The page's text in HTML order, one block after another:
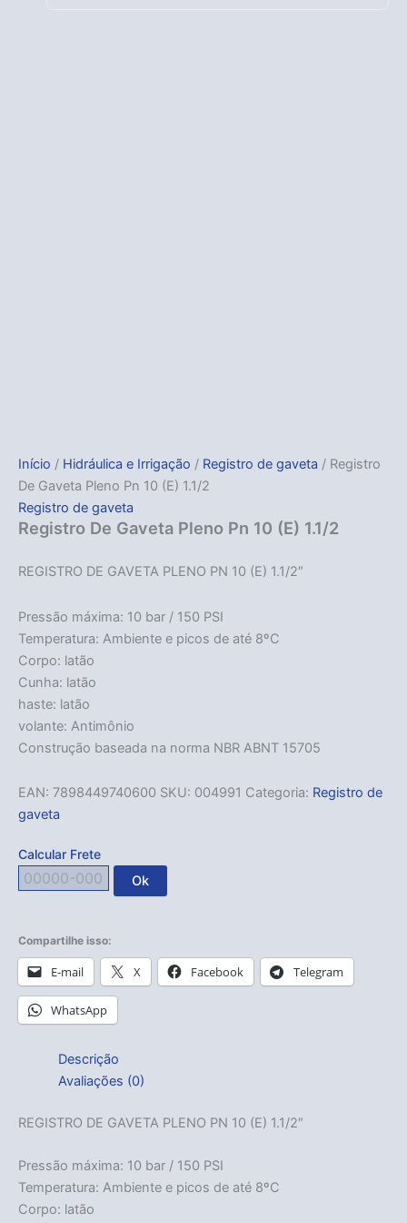
Início / Hidráulica e Irrigação / Registro de gaveta / Registro
De Gaveta Pleno Pn 10 (E) 1.1/2
Registro de gaveta
Registro De Gaveta Pleno Pn 10 (E) 1.1/2
REGISTRO DE GAVETA PLENO PN 10 (E) 1.1/2″
Pressão máxima: 10 bar / 150 PSI
Temperatura: Ambiente e picos de até 8ºC
Corpo: latão
Cunha: latão
haste: latão
volante: Antimônio
Construção baseada na norma NBR ABNT 15705
EAN: 7898449740600 SKU: 004991 Categoria: Registro de
gaveta
Calcular Frete
Ok
Compartilhe isso:
E-mail X Facebook Telegram
WhatsApp
Descrição
Avaliações (0)
REGISTRO DE GAVETA PLENO PN 10 (E) 1.1/2″
Pressão máxima: 10 bar / 150 PSI
Temperatura: Ambiente e picos de até 8ºC
Corpo: latão